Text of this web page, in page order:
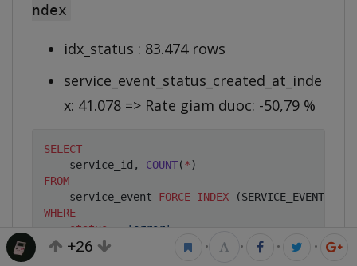
ndex
idx_status : 83.474 rows
service_event_status_created_at_inde
x: 41.078 => Rate giam duoc: -50,79 %
SELECT
    service_id
, COUNT(*)
FROM
    service_event
FORCE INDEX (
WHERE
status
'error'
AND
created_at >= DATE (NOW( ) - INTERVAL
+26 • • • •